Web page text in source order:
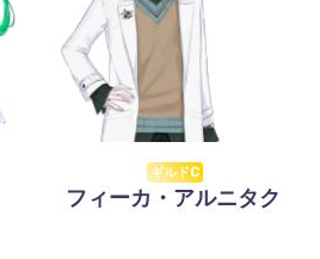
ギルドC
フィーカ・アルニタク